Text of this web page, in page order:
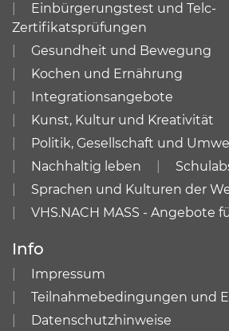
Einbürgerungstest und Telc-
Zertifikatsprüfungen
Gesundheit und Bewegung
Kochen und Ernährung
Integrationsangebote
Kunst, Kultur und Kreativität
Politik, Gesellschaft und
Nachhaltig leben
Sprachen und Kulturen der
VHS.NACH MASS - Angebote
Info
Impressum
Teilnahmebedingungen und
Datenschutzhinweise